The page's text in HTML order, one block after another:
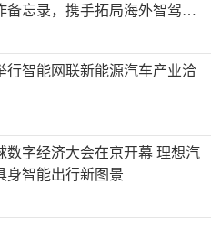
备忘录，携手拓局海外智驾市
行智能网联新能源汽车产业洽
数字经济大会在京开幕 理想汽
身智能出行新图景